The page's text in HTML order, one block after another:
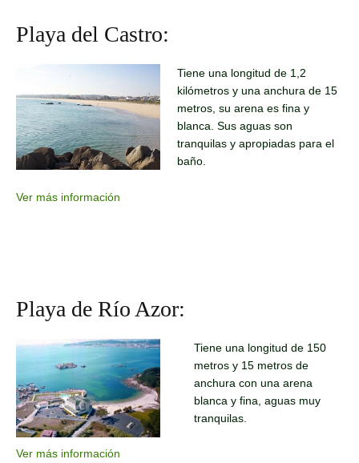
Playa del Castro:
Tiene una longitud de 1,2
kilómetros y una anchura de 15
metros, su arena es fina y
blanca. Sus aguas son
tranquilas y apropiadas para el
baño.
Ver más información
Playa de Río Azor:
Tiene una longitud de 150
metros y 15 metros de
anchura con una arena
blanca y fina, aguas muy
tranquilas.
Ver más información